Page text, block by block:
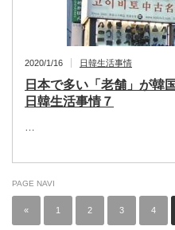
2020/1/16 日韓生活事情
日本で多い「老舗」が韓
日韓生活事情７
…
PAGE NAVI
« 1 2 3 4